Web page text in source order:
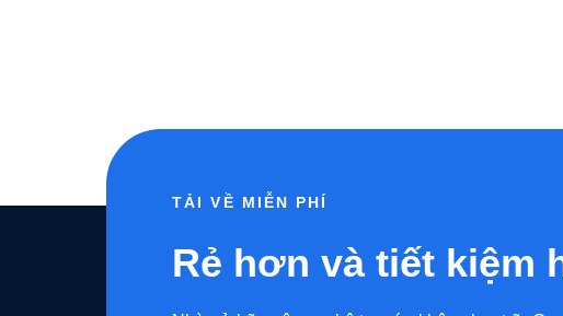
TẢI VỀ MIỄN PHÍ
Rẻ hơn và tiết kiệm